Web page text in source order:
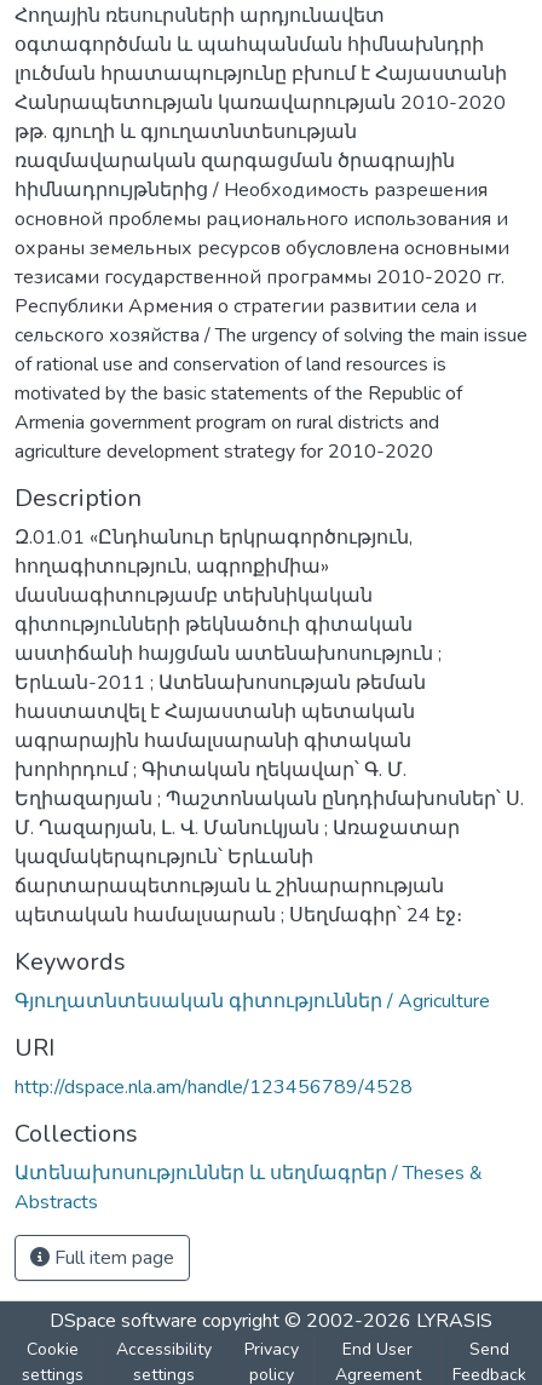
Հողային ռեսուրսների արդյունավետ
օգտագործման և պահպանման հիմնախնդրի
լուծման հրատապությունը բխում է Հայաստանի
Հանրապետության կառավարության 2010-2020
թթ. գյուղի և գյուղատնտեսության
ռազմավարական զարգացման ծրագրային
հիմնադրույթներից / Необходимость разрешения
основной проблемы рационального использования и
охраны земельных ресурсов обусловлена основными
тезисами государственной программы 2010-2020 гr.
Республики Армения о стратегии развитии села и
сельского хозяйства / The urgency of solving the main issue
of rational use and conservation of land resources is
motivated by the basic statements of the Republic of
Armenia government program on rural districts and
agriculture development strategy for 2010-2020
Description
Զ.01.01 «Ընդհանուր երկրագործություն,
հողագիտություն, ագրոքիմիա»
մասնագիտությամբ տեխնիկական
գիտությունների թեկնածուի գիտական
աստիճանի հայցման ատենախոսություն ;
Երևան-2011 ; Ատենախոսության թեման
հաստատվել է Հայաստանի պետական
ագրարային համալսարանի գիտական
խորհրդում ; Գիտական ղեկավար՝ Գ. Մ.
Եղիազարյան ; Պաշտոնական ընդդիմախոսներ՝ Ս.
Մ. Ղազարյան, Լ. Վ. Մանուկյան ; Առաջատար
կազմակերպություն՝ Երևանի
ճարտարապետության և շինարարության
պետական համալսարան ; Սեղմագիր՝ 24 էջ։
Keywords
Գյուղատնտեսական գիտություններ / Agriculture
URI
http://dspace.nla.am/handle/123456789/4528
Collections
Ատենախոսություններ և սեղմագրեր / Theses &
Abstracts
Full item page
DSpace software copyright © 2002-2026 LYRASIS
Cookie
settings
Accessibility
settings
Privacy
policy
End User
Agreement
Send
Feedback